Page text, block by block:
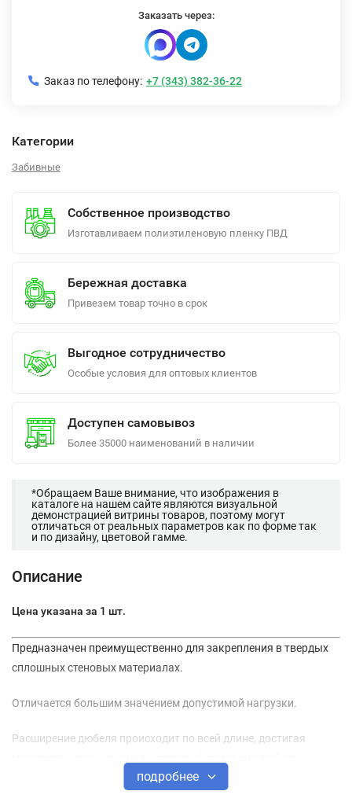
Заказать через:
Заказ по телефону: +7 (343) 382-36-22
Категории
Забивные
Собственное производство
Изготавливаем полиэтиленовую пленку ПВД
Бережная доставка
Привезем товар точно в срок
Выгодное сотрудничество
Особые условия для оптовых клиентов
Доступен самовывоз
Более 35000 наименований в наличии
*Обращаем Ваше внимание, что изображения в
каталоге на нашем сайте являются визуальной
демонстрацией витрины товаров, поэтому могут
отличаться от реальных параметров как по форме так
и по дизайну, цветовой гамме.
Описание
Цена указана за 1 шт.
Предназначен преимущественно для закрепления в твердых
сплошных стеновых материалах.
Отличается большим значением допустимой нагрузки.
Расширение дюбеля происходит по всей длине, достигая
Технические характеристики
подробнее